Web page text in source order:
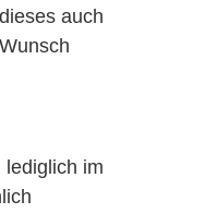
auch
lediglich im